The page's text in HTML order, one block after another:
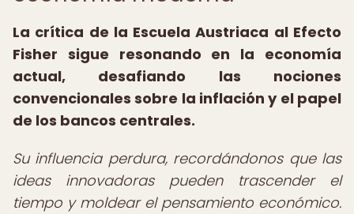
La crítica de la Escuela Austriaca al Efecto
Fisher sigue resonando en la economía
actual, desafiando las nociones
convencionales sobre la inflación y el papel
de los bancos centrales.
Su influencia perdura, recordándonos que las
ideas innovadoras pueden trascender el
tiempo y moldear el pensamiento económico.